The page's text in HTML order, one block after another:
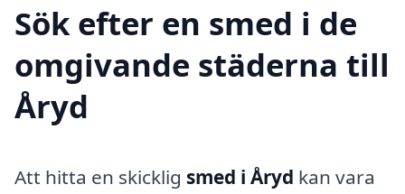
Sök efter en smed i de
omgivande städerna till
Åryd
Att hitta en skicklig smed i Åryd kan vara